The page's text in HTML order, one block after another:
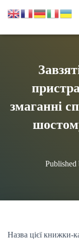
змаганні
Published
Назва цієї книжки-